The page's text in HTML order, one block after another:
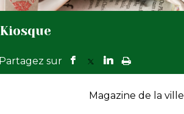
Kiosque
Magazine de la ville